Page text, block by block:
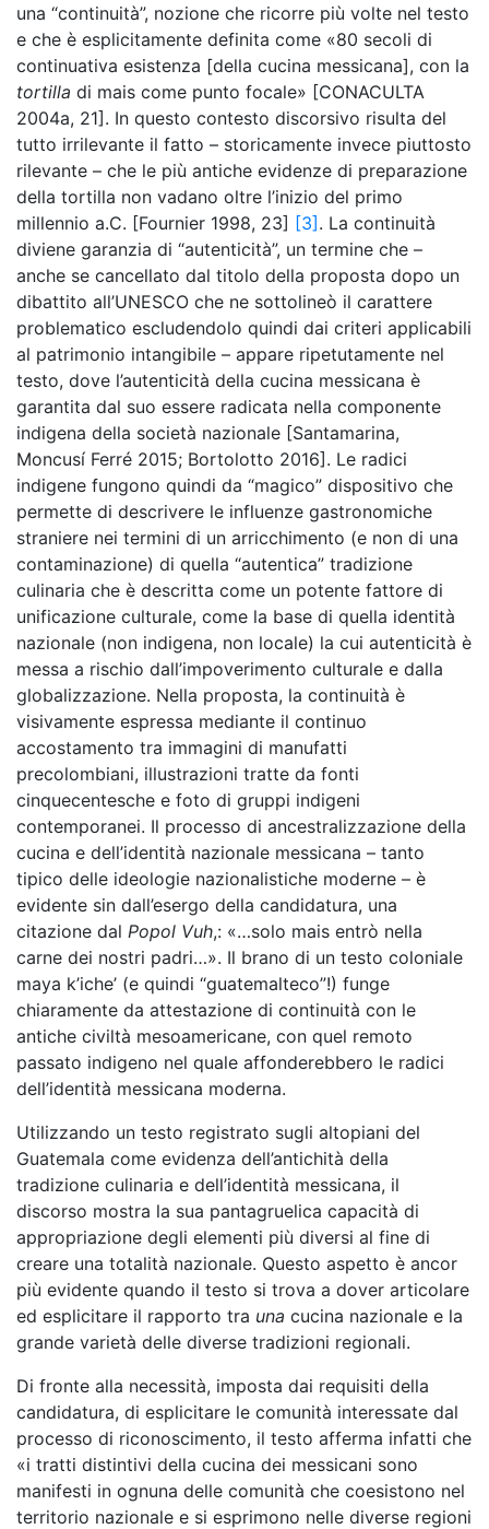
una “continuità”, nozione che ricorre più volte nel testo
e che è esplicitamente definita come «80 secoli di
continuativa esistenza [della cucina messicana], con la
tortilla di mais come punto focale» [CONACULTA
2004a, 21]. In questo contesto discorsivo risulta del
tutto irrilevante il fatto – storicamente invece piuttosto
rilevante – che le più antiche evidenze di preparazione
della tortilla non vadano oltre l’inizio del primo
millennio a.C. [Fournier 1998, 23] [3] . La continuità
diviene garanzia di “autenticità”, un termine che –
anche se cancellato dal titolo della proposta dopo un
dibattito all’UNESCO che ne sottolineò il carattere
problematico escludendolo quindi dai criteri applicabili
al patrimonio intangibile – appare ripetutamente nel
testo, dove l’autenticità della cucina messicana è
garantita dal suo essere radicata nella componente
indigena della società nazionale [Santamarina,
Moncusí Ferré 2015; Bortolotto 2016]. Le radici
indigene fungono quindi da “magico” dispositivo che
permette di descrivere le influenze gastronomiche
straniere nei termini di un arricchimento (e non di una
contaminazione) di quella “autentica” tradizione
culinaria che è descritta come un potente fattore di
unificazione culturale, come la base di quella identità
nazionale (non indigena, non locale) la cui autenticità è
messa a rischio dall’impoverimento culturale e dalla
globalizzazione. Nella proposta, la continuità è
visivamente espressa mediante il continuo
accostamento tra immagini di manufatti
precolombiani, illustrazioni tratte da fonti
cinquecentesche e foto di gruppi indigeni
contemporanei. Il processo di ancestralizzazione della
cucina e dell’identità nazionale messicana – tanto
tipico delle ideologie nazionalistiche moderne – è
evidente sin dall’esergo della candidatura, una
citazione dal Popol Vuh,: «…solo mais entrò nella
carne dei nostri padri…». Il brano di un testo coloniale
maya k’iche’ (e quindi “guatemalteco”!) funge
chiaramente da attestazione di continuità con le
antiche civiltà mesoamericane, con quel remoto
passato indigeno nel quale affonderebbero le radici
dell’identità messicana moderna.
Utilizzando un testo registrato sugli altopiani del
Guatemala come evidenza dell’antichità della
tradizione culinaria e dell’identità messicana, il
discorso mostra la sua pantagruelica capacità di
appropriazione degli elementi più diversi al fine di
creare una totalità nazionale. Questo aspetto è ancor
più evidente quando il testo si trova a dover articolare
ed esplicitare il rapporto tra una cucina nazionale e la
grande varietà delle diverse tradizioni regionali.
Di fronte alla necessità, imposta dai requisiti della
candidatura, di esplicitare le comunità interessate dal
processo di riconoscimento, il testo afferma infatti che
«i tratti distintivi della cucina dei messicani sono
manifesti in ognuna delle comunità che coesistono nel
territorio nazionale e si esprimono nelle diverse regioni